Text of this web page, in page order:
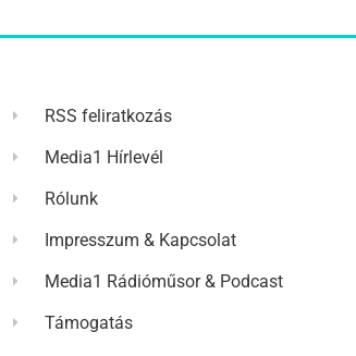
RSS feliratkozás
Media1 Hírlevél
Rólunk
Impresszum & Kapcsolat
Media1 Rádióműsor & Podcast
Támogatás